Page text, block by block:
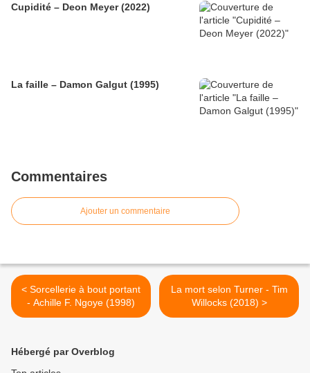
Cupidité – Deon Meyer (2022)
La faille – Damon Galgut (1995)
Commentaires
Ajouter un commentaire
< Sorcellerie à bout portant
- Achille F. Ngoye (1998)
La mort selon Turner - Tim
Willocks (2018) >
Hébergé par Overblog